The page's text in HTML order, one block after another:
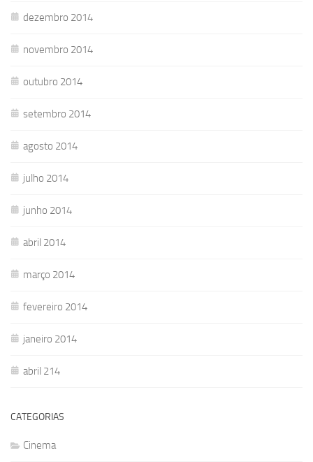
dezembro 2014
novembro 2014
outubro 2014
setembro 2014
agosto 2014
julho 2014
junho 2014
abril 2014
março 2014
fevereiro 2014
janeiro 2014
abril 214
CATEGORIAS
Cinema